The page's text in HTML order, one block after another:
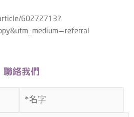
60272713?
聯絡我們